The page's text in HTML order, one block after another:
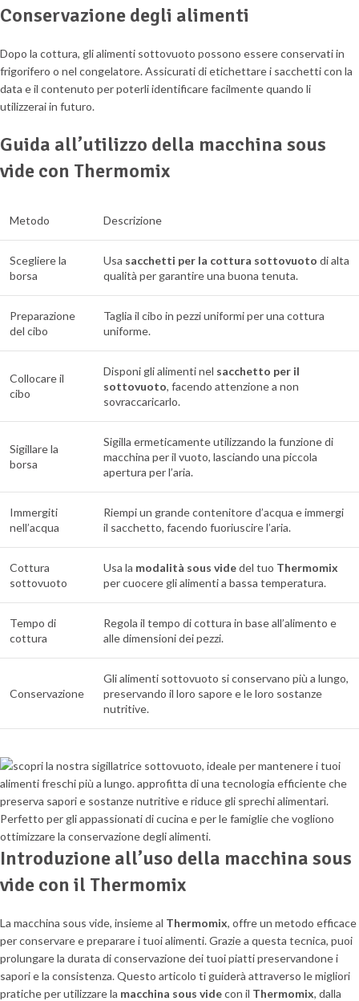
Conservazione degli alimenti
Dopo la cottura, gli alimenti sottovuoto possono essere conservati in
frigorifero o nel congelatore. Assicurati di etichettare i sacchetti con la
data e il contenuto per poterli identificare facilmente quando li
utilizzerai in futuro.
Guida all’utilizzo della macchina sous
vide con Thermomix
Metodo Descrizione
Scegliere la
borsa
Usa sacchetti per la cottura sottovuoto di alta
qualità per garantire una buona tenuta.
Preparazione
del cibo
Taglia il cibo in pezzi uniformi per una cottura
uniforme.
Collocare il
cibo
Disponi gli alimenti nel sacchetto per il
sottovuoto, facendo attenzione a non
sovraccaricarlo.
Sigillare la
borsa
Sigilla ermeticamente utilizzando la funzione di
macchina per il vuoto, lasciando una piccola
apertura per l’aria.
Immergiti
nell’acqua
Riempi un grande contenitore d’acqua e immergi
il sacchetto, facendo fuoriuscire l’aria.
Cottura
sottovuoto
Usa la modalità sous videdel tuo Thermomix
per cuocere gli alimenti a bassa temperatura.
Tempo di
cottura
Regola il tempo di cottura in base all’alimento e
alle dimensioni dei pezzi.
Conservazione
Gli alimenti sottovuoto si conservano più a lungo,
preservando il loro sapore e le loro sostanze
nutritive.
Introduzione all’uso della macchina sous
vide con il Thermomix
La macchina sous vide, insieme al Thermomix, offre un metodo efficace
per conservare e preparare i tuoi alimenti. Grazie a questa tecnica, puoi
prolungare la durata di conservazione dei tuoi piatti preservandone i
sapori e la consistenza. Questo articolo ti guiderà attraverso le migliori
pratiche per utilizzare la macchina sous videcon il Thermomix, dalla